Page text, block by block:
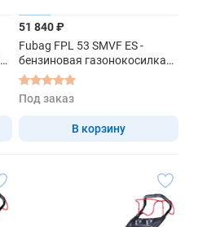
51 840 ₽
Fubag FPL 53 SMVF ES -
бензиновая газонокосилка
самоходная
Под заказ
В корзину